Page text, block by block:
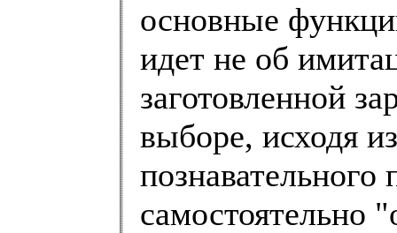
основные
идет не об
заготовленной
выборе, исходя
самостоятельно